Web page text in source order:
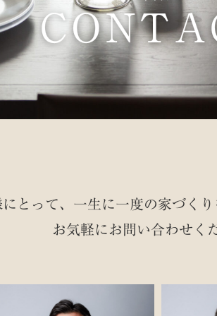
とって、一生に一度の家づくり
お気軽にお問い合わせく